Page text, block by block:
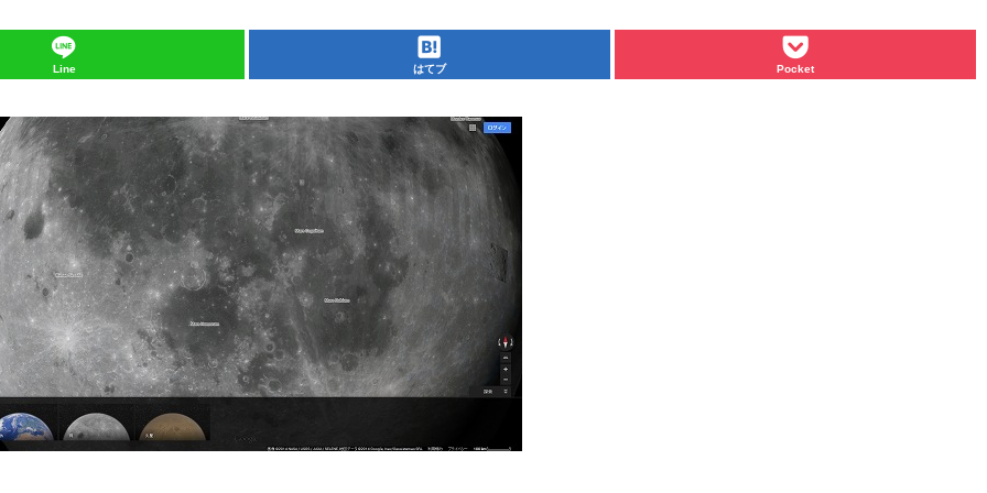
Line はてブ Pocket